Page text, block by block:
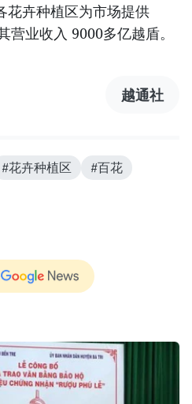
花卉种植区为市场提供
业收入 9000多亿越盾。
越通社
#花卉种植区
#百花